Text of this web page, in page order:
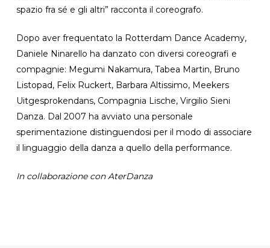
spazio fra sé e gli altri” racconta il coreografo.
Dopo aver frequentato la Rotterdam Dance Academy,
Daniele Ninarello ha danzato con diversi coreografi e
compagnie: Megumi Nakamura, Tabea Martin, Bruno
Listopad, Felix Ruckert, Barbara Altissimo, Meekers
Uitgesprokendans, Compagnia Lische, Virgilio Sieni
Danza. Dal 2007 ha avviato una personale
sperimentazione distinguendosi per il modo di associare
il linguaggio della danza a quello della performance.
In collaborazione con AterDanza